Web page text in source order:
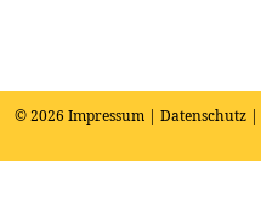
© 2026 Impressum | Datenschutz |